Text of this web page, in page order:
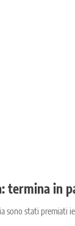
termina in
sono stati premiati